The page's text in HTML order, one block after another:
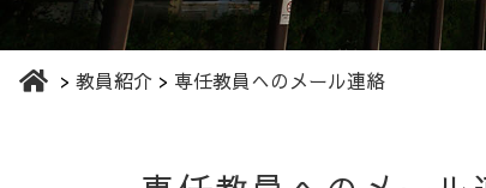
教員紹介 専任教員へのメール連絡